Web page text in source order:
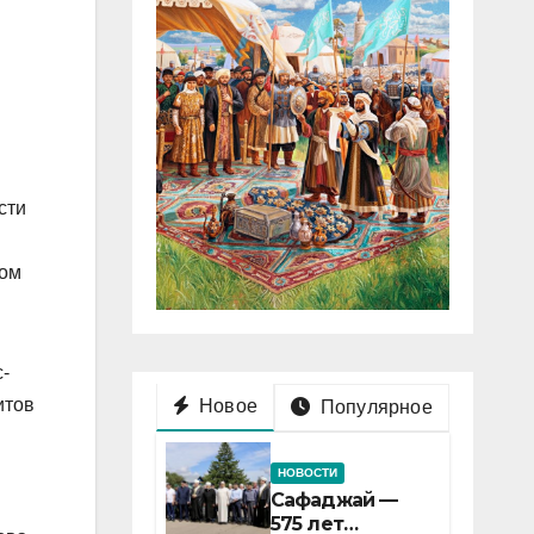
Новое Популярное
НОВОСТИ
Сафаджай —
575 лет